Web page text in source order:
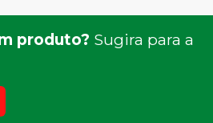
produto? Sugira para a